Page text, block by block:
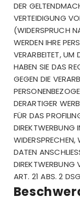
DER
VERTEIDIGUNG
(WIDERSPRUCH
WERDEN IHRE
VERARBEITET, UM
HABEN SIE DAS
GEGEN DIE
DERARTIGER
FÜR DAS
DIREKTWERBUNG
WIDERSPRECHEN,
DATEN
DIREKTWERBUNG
ART. 21 ABS. 2